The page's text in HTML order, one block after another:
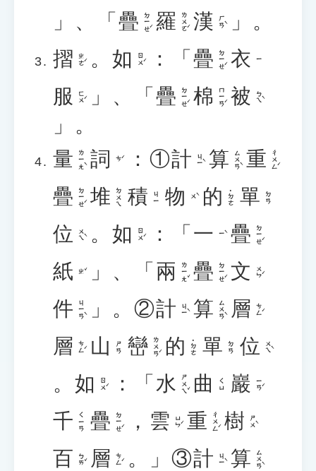
」、「 疊 ㄉㄧㄝˊ 羅 ㄌㄨㄛˊ 漢 ㄏㄢˋ
」。
摺 ㄓㄜˊ 。 如 ㄖㄨˊ ：「 疊 ㄉㄧㄝˊ 衣 ㄧ
服 ㄈㄨˊ 」、「 疊 ㄉㄧㄝˊ 棉 ㄇㄧㄢˊ 被 ㄅㄟˋ
」。
量 ㄌㄧㄤˋ 詞 ㄘˊ ：①計 ㄐㄧˋ 算 ㄙㄨㄢˋ 重 ㄔㄨㄥˊ
疊 ㄉㄧㄝˊ 堆 ㄉㄨㄟ 積 ㄐㄧ 物 ㄨˋ 的 ˙ㄉㄜ 單 ㄉㄢ
位 ㄨㄟˋ 。 如 ㄖㄨˊ ：「 一 ㄧˋ 疊 ㄉㄧㄝˊ
紙 ㄓˇ 」、「 兩 ㄌㄧㄤˇ 疊 ㄉㄧㄝˊ 文 ㄨㄣˊ
件 ㄐㄧㄢˋ 」。②計 ㄐㄧˋ 算 ㄙㄨㄢˋ 層 ㄘㄥˊ
層 ㄘㄥˊ 山 ㄕㄢ 巒 ㄌㄨㄢˊ 的 ˙ㄉㄜ 單 ㄉㄢ 位 ㄨㄟˋ
。 如 ㄖㄨˊ ：「 水 ㄕㄨㄟˇ 曲 ㄑㄩ 巖 ㄧㄢˊ
千 ㄑㄧㄢ 疊 ㄉㄧㄝˊ ， 雲 ㄩㄣˊ 重 ㄔㄨㄥˊ 樹 ㄕㄨˋ
百 ㄅㄞˇ 層 ㄘㄥˊ 。」③計 ㄐㄧˋ 算 ㄙㄨㄢˋ